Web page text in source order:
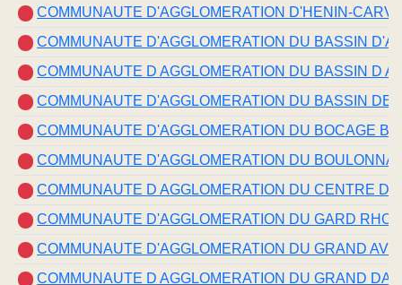
COMMUNAUTE D'AGGLOMERATION D'HENIN-
COMMUNAUTE D'AGGLOMERATION DU BASSIN
COMMUNAUTE D AGGLOMERATION DU BASSIN D
COMMUNAUTE D'AGGLOMERATION DU BASSIN DE
COMMUNAUTE D'AGGLOMERATION DU BOCAGE
COMMUNAUTE D'AGGLOMERATION DU
COMMUNAUTE D AGGLOMERATION DU CENTRE
COMMUNAUTE D'AGGLOMERATION DU GARD
COMMUNAUTE D'AGGLOMERATION DU GRAND
COMMUNAUTE D AGGLOMERATION DU GRAND DAX